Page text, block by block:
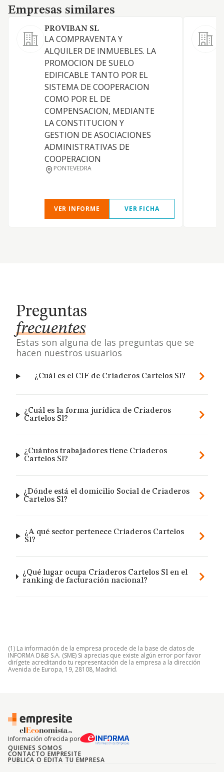
Empresas similares
Empresas similares
PROVIBAN SL
LA COMPRAVENTA Y
ALQUILER DE INMUEBLES. LA
PROMOCION DE SUELO
EDIFICABLE TANTO POR EL
SISTEMA DE COOPERACION
COMO POR EL DE
COMPENSACION, MEDIANTE
LA CONSTITUCION Y
GESTION DE ASOCIACIONES
ADMINISTRATIVAS DE
COOPERACION
PONTEVEDRA
VER INFORME VER FICHA
Preguntas
frecuentes
Estas son alguna de las preguntas que se
hacen nuestros usuarios
¿Cuál es el CIF de Criaderos Cartelos Sl?
¿Cuál es la forma jurídica de Criaderos
Cartelos Sl?
¿Cuántos trabajadores tiene Criaderos
Cartelos Sl?
¿Dónde está el domicilio Social de Criaderos
Cartelos Sl?
¿A qué sector pertenece Criaderos Cartelos
Sl?
¿Qué lugar ocupa Criaderos Cartelos Sl en el
ranking de facturación nacional?
(1) La información de la empresa procede de la base de datos de
INFORMA D&B S.A. (SME) Si aprecias que existe algún error por favor
dirígete acreditando tu representación de la empresa a la dirección
Avenida de Europa, 19, 28108, Madrid.
Información ofrecida por
QUIENES SOMOS
CONTACTO EMPRESITE
PUBLICA O EDITA TU EMPRESA